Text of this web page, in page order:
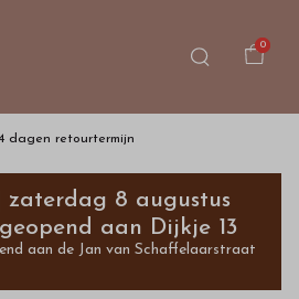
0
dagen retourtermijn
zaterdag 8 augustus
aan Dijkje 13
aan de Jan van Schaffelaarstraat